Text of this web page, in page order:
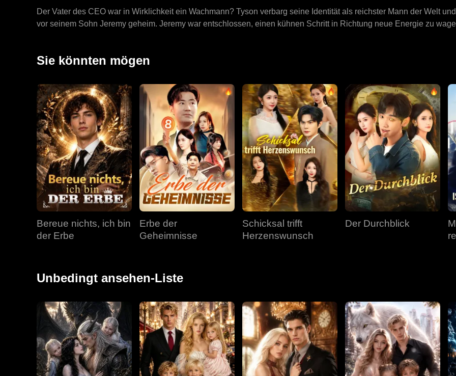
Der Vater des CEO war in Wirklichkeit ein Wachmann? Tyson verbarg seine Identität als reichster Mann der Welt
vor seinem Sohn Jeremy geheim. Jeremy war entschlossen, einen kühnen Schritt in Richtung neue Energie zu
Sie könnten mögen
Bereue nichts, ich bin
der Erbe
Erbe der
Geheimnisse
Schicksal trifft
Herzenswunsch
Der Durchblick
Unbedingt ansehen-Liste